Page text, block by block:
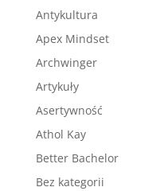
Antykultura
Apex Mindset
Archwinger
Artykuły
Asertywność
Athol Kay
Better Bachelor
Bez kategorii